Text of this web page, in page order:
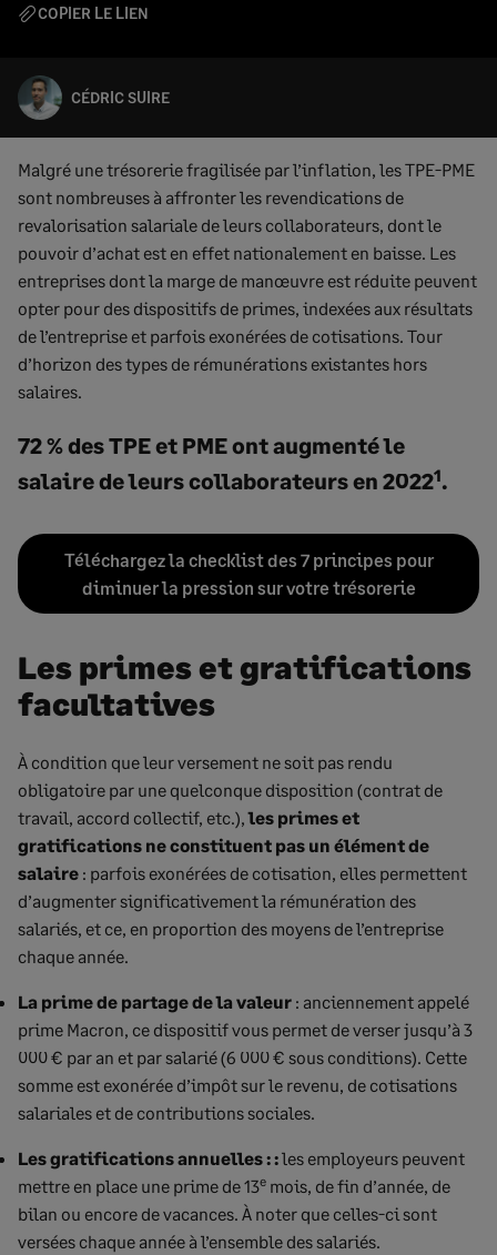
COPIER LE LIEN
CÉDRIC SUIRE
Malgré une trésorerie fragilisée par l’inflation, les TPE-PME
sont nombreuses à affronter les revendications de
revalorisation salariale de leurs collaborateurs, dont le
pouvoir d’achat est en effet nationalement en baisse. Les
entreprises dont la marge de manœuvre est réduite peuvent
opter pour des dispositifs de primes, indexées aux résultats
de l’entreprise et parfois exonérées de cotisations. Tour
d’horizon des types de rémunérations existantes hors
salaires.
72 % des TPE et PMEont augmenté le
salaire de leurs collaborateurs en 20221.
Téléchargez la checklist des 7 principes pour
diminuer la pression sur votre trésorerie
Les primes et gratifications
facultatives
À condition que leur versement ne soit pas rendu
obligatoire par une quelconque disposition (contrat de
travail, accord collectif, etc.),les primes et
gratifications ne constituent pas un élément de
salaire : parfois exonérées de cotisation, elles permettent
d’augmenter significativement la rémunération des
salariés, et ce, en proportion des moyens de l’entreprise
chaque année.
La prime de partage de la valeur : anciennement appelé
prime Macron, ce dispositif vous permet de verser jusqu’à 3
000 € par an et par salarié (6 000 € sous conditions). Cette
somme est exonérée d’impôt sur le revenu, de cotisations
salariales et de contributions sociales.
Les gratifications annuelles ::les employeurs peuvent
mettre en place une prime de 13e mois, de fin d’année, de
bilan ou encore de vacances. À noter que celles-ci sont
versées chaque année à l’ensemble des salariés.